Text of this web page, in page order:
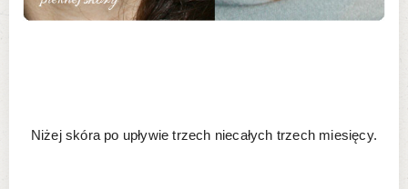
Niżej skóra po upływie trzech niecałych trzech miesięcy.